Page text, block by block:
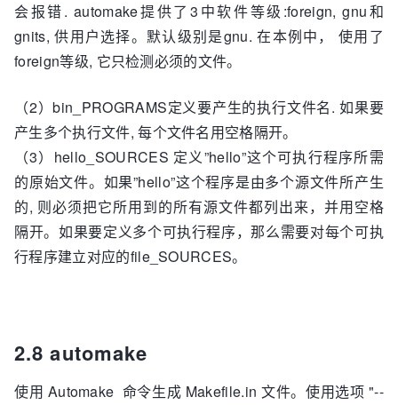
会报错. automake提供了3中软件等级:foreign, gnu和
gnits, 供用户选择。默认级别是gnu. 在本例中， 使用了
foreign等级, 它只检测必须的文件。
（2）bin_PROGRAMS定义要产生的执行文件名. 如果要
产生多个执行文件, 每个文件名用空格隔开。
（3）hello_SOURCES 定义”hello”这个可执行程序所需
的原始文件。如果”hello”这个程序是由多个源文件所产生
的, 则必须把它所用到的所有源文件都列出来，并用空格
隔开。如果要定义多个可执行程序，那么需要对每个可执
行程序建立对应的file_SOURCES。
2.8 automake
使用 Automake 命令生成 Makefile.in 文件。使用选项 "--